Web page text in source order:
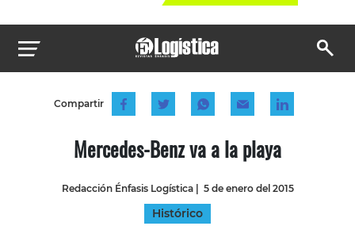
Compartir
Mercedes-Benz va a la playa
Redacción Énfasis Logística| 5 de enero del 2015
Histórico